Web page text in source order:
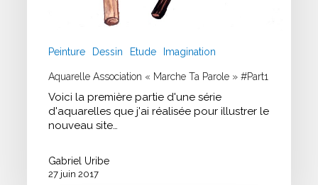
Peinture Dessin Etude Imagination
Aquarelle Association « Marche Ta Parole » #Part1
Voici la première partie d'une série
d'aquarelles que j'ai réalisée pour illustrer le
nouveau site…
Gabriel Uribe
27 juin 2017